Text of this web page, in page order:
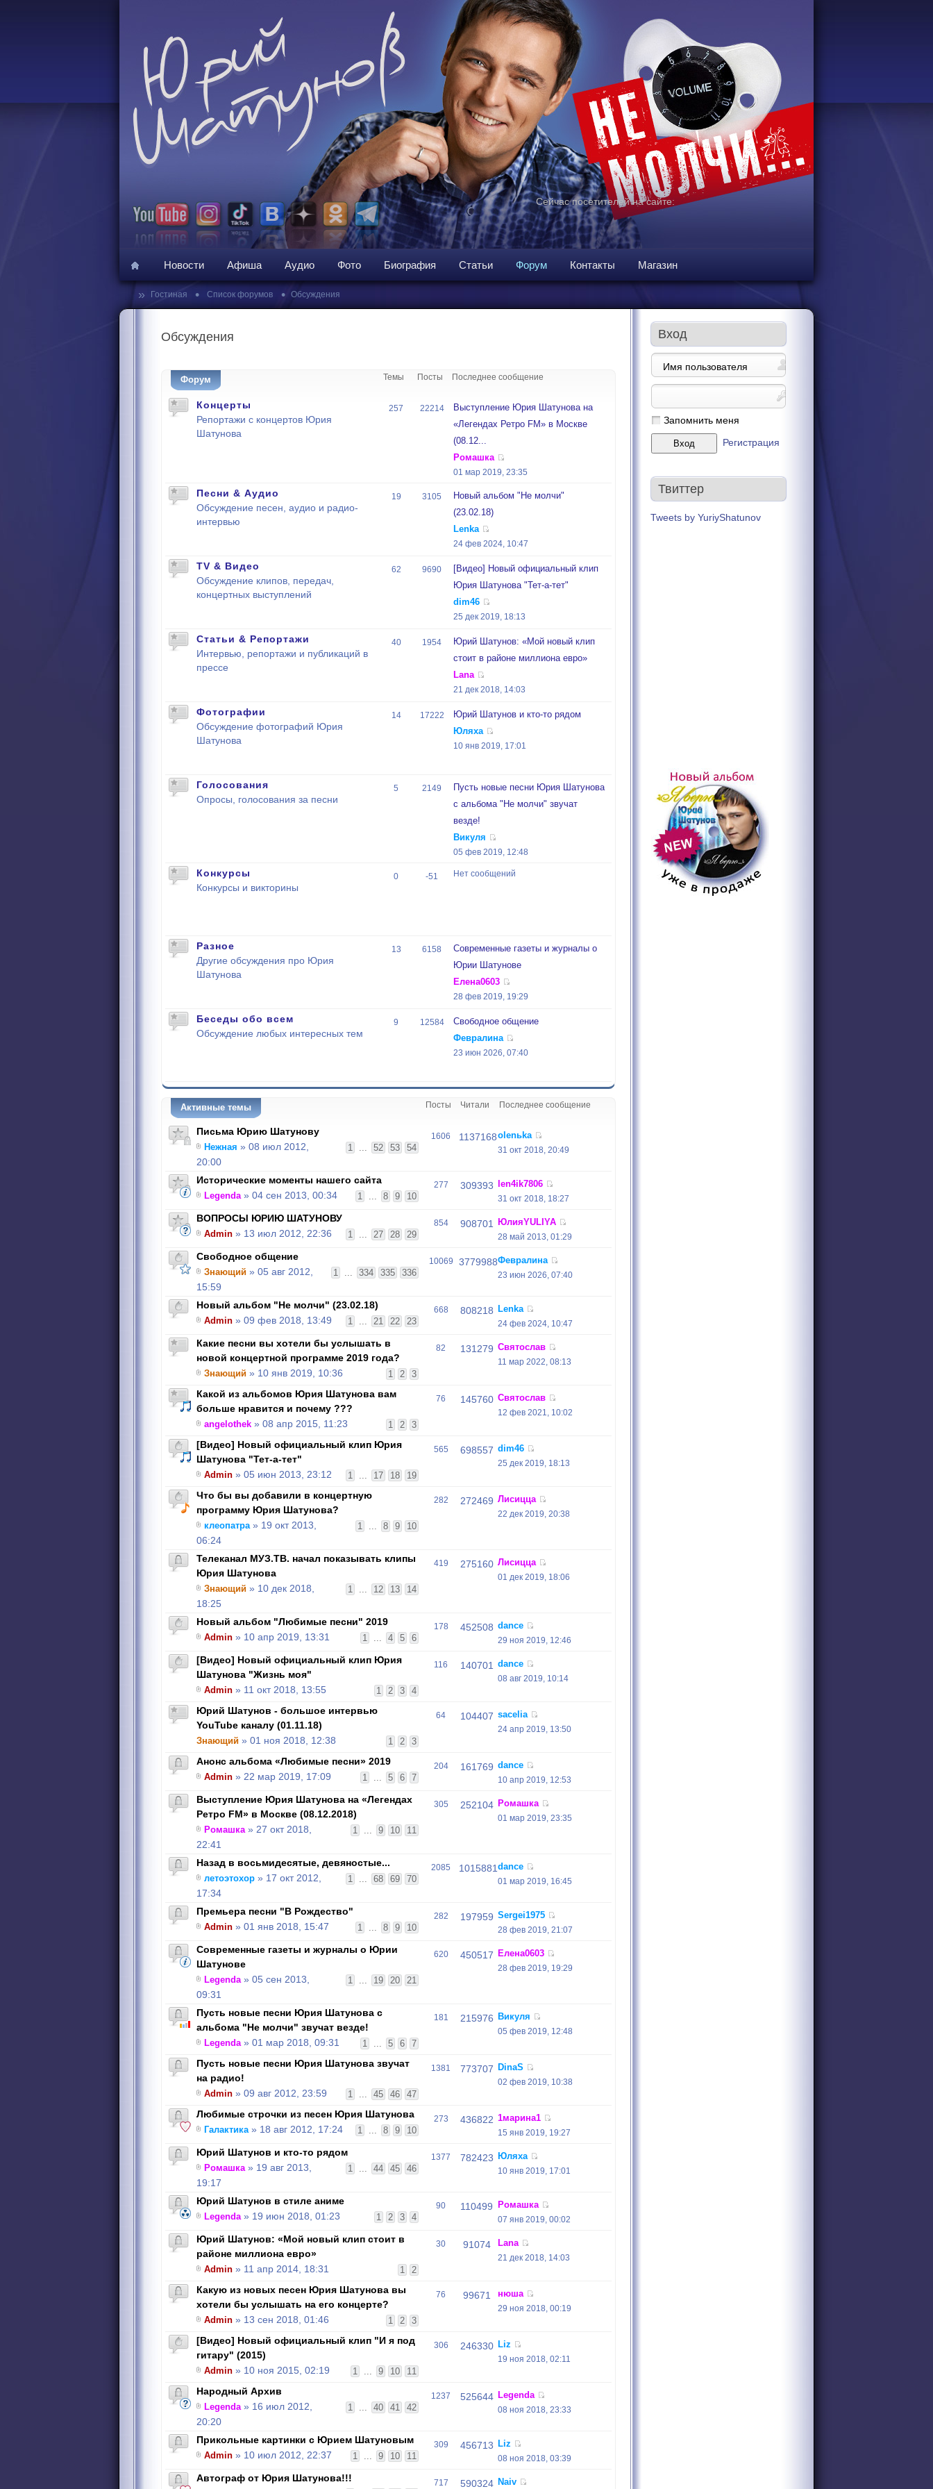
Сейчас посетителей на сайте:
Новости Афиша Аудио Фото Биография Статьи Форум Контакты Магазин
» Гостиная • Список форумов • Обсуждения
Обсуждения
Форум Темы Посты Последнее сообщение
Концерты
Репортажи с концертов Юрия
Шатунова
257 22214
Выступление Юрия Шатунова на
«Легендах Ретро FM» в Москве
(08.12...
Ромашка
01 мар 2019, 23:35
Песни & Аудио
Обсуждение песен, аудио и радио-
интервью
19 3105
Новый альбом "Не молчи"
(23.02.18)
Lenka
24 фев 2024, 10:47
TV & Видео
Обсуждение клипов, передач,
концертных выступлений
62 9690
[Видео] Новый официальный клип
Юрия Шатунова "Тет-а-тет"
dim46
25 дек 2019, 18:13
Статьи & Репортажи
Интервью, репортажи и публикаций в
прессе
40 1954
Юрий Шатунов: «Мой новый клип
стоит в районе миллиона евро»
Lana
21 дек 2018, 14:03
Фотографии
Обсуждение фотографий Юрия
Шатунова
14 17222
Юрий Шатунов и кто-то рядом
Юляха
10 янв 2019, 17:01
Голосования
Опросы, голосования за песни
5 2149
Пусть новые песни Юрия Шатунова
с альбома "Не молчи" звучат
везде!
Викуля
05 фев 2019, 12:48
Конкурсы
Конкурсы и викторины
0 -51 Нет сообщений
Разное
Другие обсуждения про Юрия
Шатунова
13 6158
Современные газеты и журналы о
Юрии Шатунове
Елена0603
28 фев 2019, 19:29
Беседы обо всем
Обсуждение любых интересных тем
9 12584
Свободное общение
Февралина
23 июн 2026, 07:40
Активные темы Посты Читали Последнее сообщение
Письма Юрию Шатунову
1 ... 52 53 54
Нежная » 08 июл 2012,
20:00
1606 1137168olenьka
31 окт 2018, 20:49
Исторические моменты нашего сайта
1 ... 8 9 10
Legenda» 04 сен 2013, 00:34
277 309393 len4ik7806
31 окт 2018, 18:27
ВОПРОСЫ ЮРИЮ ШАТУНОВУ
1 ... 27 28 29
Admin » 13 июл 2012, 22:36
854 908701 ЮлияYULIYA
28 май 2013, 01:29
Свободное общение
1 ... 334 335 336
Знающий » 05 авг 2012,
15:59
10069 3779988Февралина
23 июн 2026, 07:40
Новый альбом "Не молчи" (23.02.18)
1 ... 21 22 23
Admin » 09 фев 2018, 13:49
668 808218 Lenka
24 фев 2024, 10:47
Какие песни вы хотели бы услышать в
новой концертной программе 2019 года?
1 2 3
Знающий » 10 янв 2019, 10:36
82 131279 Святослав
11 мар 2022, 08:13
Какой из альбомов Юрия Шатунова вам
больше нравится и почему ???
1 2 3
angelothek » 08 апр 2015, 11:23
76 145760 Святослав
12 фев 2021, 10:02
[Видео] Новый официальный клип Юрия
Шатунова "Тет-а-тет"
1 ... 17 18 19
Admin » 05 июн 2013, 23:12
565 698557 dim46
25 дек 2019, 18:13
Что бы вы добавили в концертную
программу Юрия Шатунова?
1 ... 8 9 10
клеопатра» 19 окт 2013,
06:24
282 272469 Лисицца
22 дек 2019, 20:38
Телеканал МУЗ.ТВ. начал показывать клипы
Юрия Шатунова
1 ... 12 13 14
Знающий » 10 дек 2018,
18:25
419 275160 Лисицца
01 дек 2019, 18:06
Новый альбом "Любимые песни" 2019
1 ... 4 5 6
Admin » 10 апр 2019, 13:31
178 452508 dance
29 ноя 2019, 12:46
[Видео] Новый официальный клип Юрия
Шатунова "Жизнь моя"
1 2 3 4
Admin » 11 окт 2018, 13:55
116 140701 dance
08 авг 2019, 10:14
Юрий Шатунов - большое интервью
YouTube каналу (01.11.18)
1 2 3
Знающий » 01 ноя 2018, 12:38
64 104407 sacelia
24 апр 2019, 13:50
Анонс альбома «Любимые песни» 2019
1 ... 5 6 7
Admin » 22 мар 2019, 17:09
204 161769 dance
10 апр 2019, 12:53
Выступление Юрия Шатунова на «Легендах
Ретро FM» в Москве (08.12.2018)
1 ... 9 10 11
Ромашка» 27 окт 2018,
22:41
305 252104 Ромашка
01 мар 2019, 23:35
Назад в восьмидесятые, девяностые...
1 ... 68 69 70
летоэтохор » 17 окт 2012,
17:34
2085 1015881dance
01 мар 2019, 16:45
Премьера песни "В Рождество"
1 ... 8 9 10
Admin » 01 янв 2018, 15:47
282 197959 Sergei1975
28 фев 2019, 21:07
Современные газеты и журналы о Юрии
Шатунове
1 ... 19 20 21
Legenda» 05 сен 2013,
09:31
620 450517 Елена0603
28 фев 2019, 19:29
Пусть новые песни Юрия Шатунова с
альбома "Не молчи" звучат везде!
1 ... 5 6 7
Legenda» 01 мар 2018, 09:31
181 215976 Викуля
05 фев 2019, 12:48
Пусть новые песни Юрия Шатунова звучат
на радио!
1 ... 45 46 47
Admin » 09 авг 2012, 23:59
1381 773707 DinaS
02 фев 2019, 10:38
Любимые строчки из песен Юрия Шатунова
1 ... 8 9 10
Галактика» 18 авг 2012, 17:24
273 436822 1марина1
15 янв 2019, 19:27
Юрий Шатунов и кто-то рядом
1 ... 44 45 46
Ромашка» 19 авг 2013,
19:17
1377 782423 Юляха
10 янв 2019, 17:01
Юрий Шатунов в стиле аниме
1 2 3 4
Legenda» 19 июн 2018, 01:23
90 110499 Ромашка
07 янв 2019, 00:02
Юрий Шатунов: «Мой новый клип стоит в
районе миллиона евро»
1 2
Admin » 11 апр 2014, 18:31
30 91074 Lana
21 дек 2018, 14:03
Какую из новых песен Юрия Шатунова вы
хотели бы услышать на его концерте?
1 2 3
Admin » 13 сен 2018, 01:46
76 99671 нюша
29 ноя 2018, 00:19
[Видео] Новый официальный клип "И я под
гитару" (2015)
1 ... 9 10 11
Admin » 10 ноя 2015, 02:19
306 246330 Liz
19 ноя 2018, 02:11
Народный Архив
1 ... 40 41 42
Legenda» 16 июл 2012,
20:20
1237 525644 Legenda
08 ноя 2018, 23:33
Прикольные картинки с Юрием Шатуновым
1 ... 9 10 11
Admin » 10 июл 2012, 22:37
309 456713 Liz
08 ноя 2018, 03:39
Автограф от Юрия Шатунова!!! 717 590324 Naiv
Вход
Запомнить меня
Регистрация
Твиттер
Tweets by YuriyShatunov